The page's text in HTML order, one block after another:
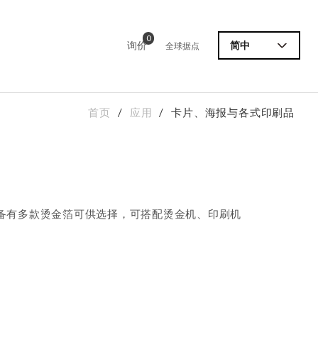
询价
0
全球据点 简中
首页 应用 卡片、海报与各式印刷品
多款烫金箔可供选择，可搭配烫金机、印刷机